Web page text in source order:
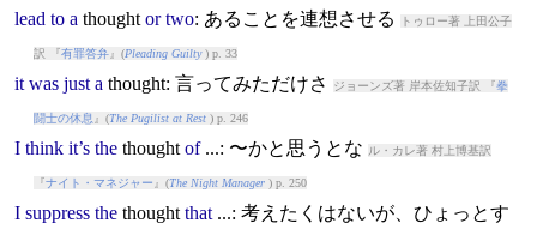
lead to a thought or two: あることを連想させる トゥロー著 上田公子
訳 『有罪答弁』(Pleading Guilty) p. 33
it was just a thought: 言ってみただけさ ジョーンズ著 岸本佐知子訳 『拳
闘士の休息 』(The Pugilist at Rest) p. 246
I think it’s the thought of...: 〜かと思うとな ル・カレ著 村上博基訳
『ナイト・マネジャー 』(The Night Manager) p. 250
I suppress the thought that...: 考えたくはないが、ひょっとす